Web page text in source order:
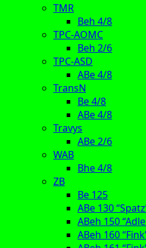
TMR
Beh 4/8
TPC-AOMC
Beh 2/6
TPC-ASD
ABe 4/8
TransN
Be 4/8
ABe 4/8
Travys
ABe 2/6
WAB
Bhe 4/8
ZB
Be 125
ABe 130
ABeh 150
ABeh 160